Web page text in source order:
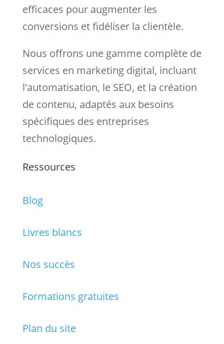
efficaces pour augmenter les
conversions et fidéliser la clientèle.
Nous offrons une gamme complète de
services en marketing digital, incluant
l'automatisation, le SEO, et la création
de contenu, adaptés aux besoins
spécifiques des entreprises
technologiques.
Ressources
Blog
Livres blancs
Nos succès
Formations gratuites
Plan du site